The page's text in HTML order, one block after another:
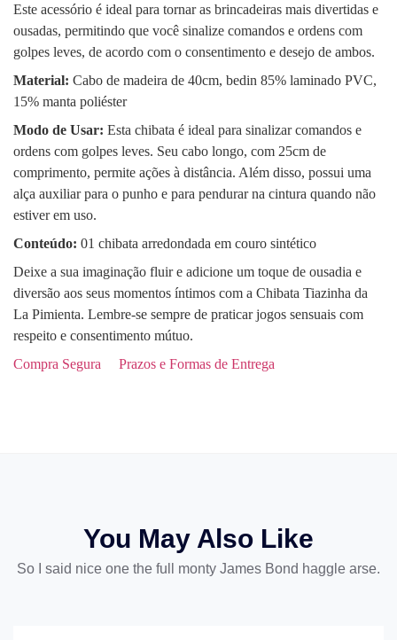
Este acessório é ideal para tornar as brincadeiras mais divertidas e
ousadas, permitindo que você sinalize comandos e ordens com
golpes leves, de acordo com o consentimento e desejo de ambos.
Material: Cabo de madeira de 40cm, bedin 85% laminado PVC,
15% manta poliéster
Modo de Usar: Esta chibata é ideal para sinalizar comandos e
ordens com golpes leves. Seu cabo longo, com 25cm de
comprimento, permite ações à distância. Além disso, possui uma
alça auxiliar para o punho e para pendurar na cintura quando não
estiver em uso.
Conteúdo: 01 chibata arredondada em couro sintético
Deixe a sua imaginação fluir e adicione um toque de ousadia e
diversão aos seus momentos íntimos com a Chibata Tiazinha da
La Pimienta. Lembre-se sempre de praticar jogos sensuais com
respeito e consentimento mútuo.
Compra Segura
Prazos e Formas de Entrega
You May Also Like
So I said nice one the full monty James Bond haggle arse.